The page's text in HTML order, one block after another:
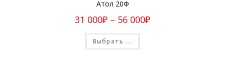
Атол 20Ф
31 000₽ – 56 000₽
Выбрать ...